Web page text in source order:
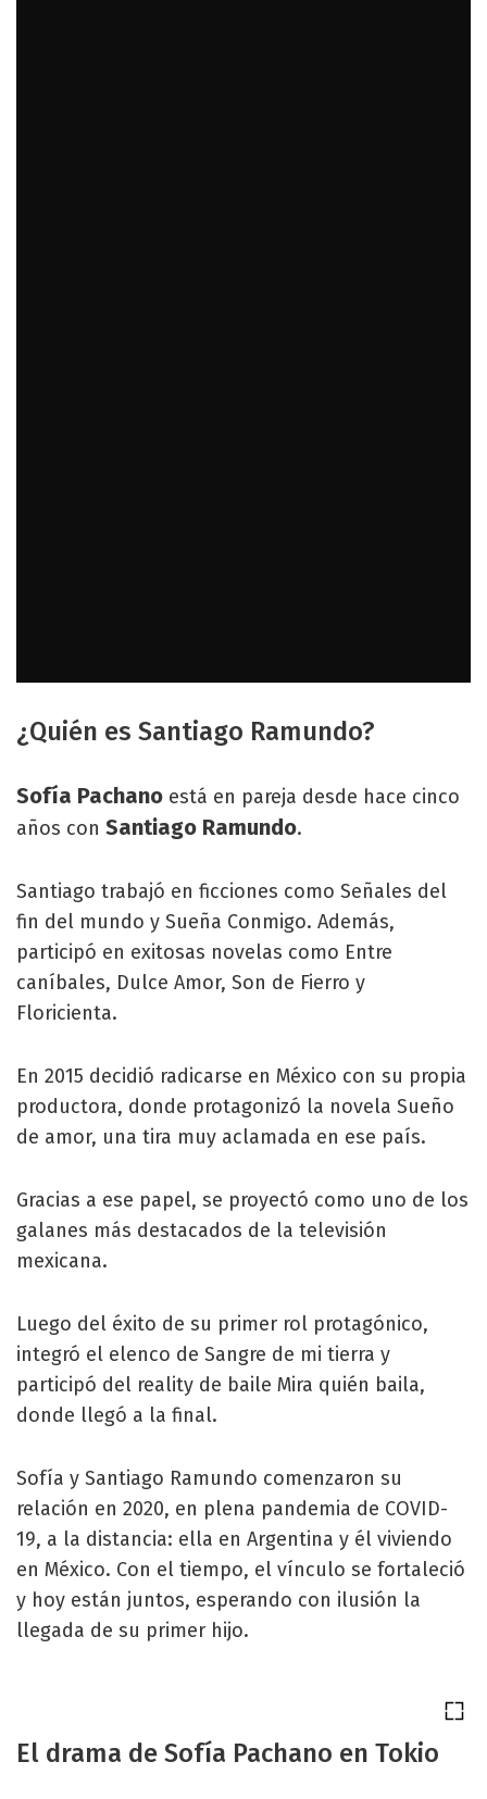
¿Quién es Santiago Ramundo?
Sofía Pachano está en pareja desde hace cinco
años con Santiago Ramundo.
Santiago trabajó en ficciones como Señales del
fin del mundo y Sueña Conmigo. Además,
participó en exitosas novelas como Entre
caníbales, Dulce Amor, Son de Fierro y
Floricienta.
En 2015 decidió radicarse en México con su propia
productora, donde protagonizó la novela Sueño
de amor, una tira muy aclamada en ese país.
Gracias a ese papel, se proyectó como uno de los
galanes más destacados de la televisión
mexicana.
Luego del éxito de su primer rol protagónico,
integró el elenco de Sangre de mi tierra y
participó del reality de baile Mira quién baila,
donde llegó a la final.
Sofía y Santiago Ramundo comenzaron su
relación en 2020, en plena pandemia de COVID-
19, a la distancia: ella en Argentina y él viviendo
en México. Con el tiempo, el vínculo se fortaleció
y hoy están juntos, esperando con ilusión la
llegada de su primer hijo.
El drama de Sofía Pachano en Tokio